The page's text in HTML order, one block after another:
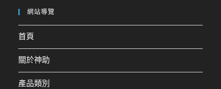
網站導覽
首頁
關於神助
產品類別